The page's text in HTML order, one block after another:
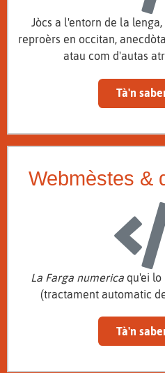
Jòcs a l'entorn de la
reproèrs en occitan,
atau com d'autas
Tà'n
Webmèstes &
La Farga numerica qu'ei lo
(tractament automatic
Tà'n